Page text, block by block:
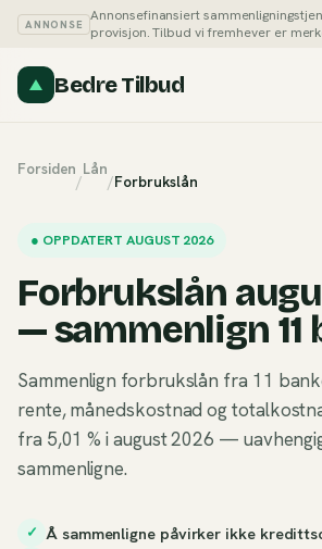
ANNONSE
Annonsefinansiert
provisjon. Tilbud vi fremhever er
Bedre Tilbud
Forsiden
/
Lån
/Forbrukslån
● OPPDATERT AUGUST 2026
Forbrukslån
— sammenlign 11
Sammenlign forbrukslån fra 11
rente, månedskostnad og
fra 5,01 % i august 2026 —
sammenligne.
✓ Å sammenligne påvirker ikke